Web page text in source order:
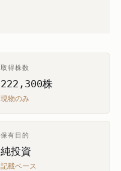
取得株数
222,300株
現物のみ
保有目的
純投資
記載ベース